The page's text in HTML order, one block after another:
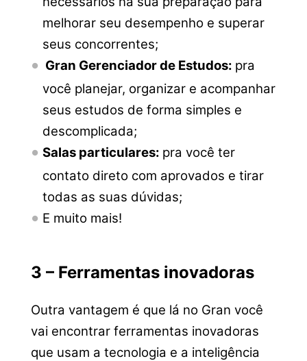
melhorar seu desempenho e superar
seus concorrentes;
Gran Gerenciador de Estudos: pra
você planejar, organizar e acompanhar
seus estudos de forma simples e
descomplicada;
Salas particulares: pra você ter
contato direto com aprovados e tirar
todas as suas dúvidas;
E muito mais!
3 – Ferramentas inovadoras
Outra vantagem é que lá no Gran você
vai encontrar ferramentas inovadoras
que usam a tecnologia e a inteligência